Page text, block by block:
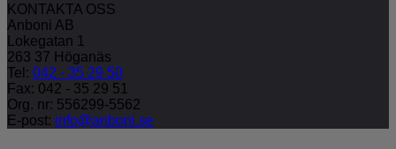
KONTAKTA OSS
Anboni AB
Lokegatan 1
263 37 Höganäs
Tel: 042 - 35 29 50
Fax: 042 - 35 29 51
Org. nr: 556299-5562
E-post: info@anboni.se